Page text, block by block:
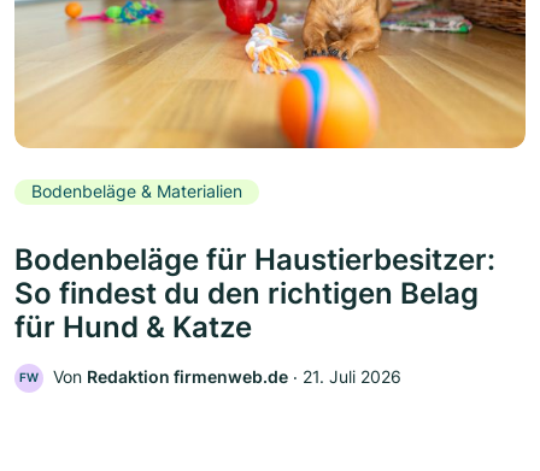
Bodenbeläge & Materialien
Bodenbeläge für Haustierbesitzer:
So findest du den richtigen Belag
für Hund & Katze
FW Von Redaktion firmenweb.de ‧ 21. Juli 2026